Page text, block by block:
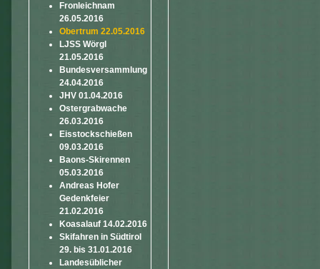
Fronleichnam
26.05.2016
Obertrum 22.05.2016
LJSS Wörgl
21.05.2016
Bundesversammlung
24.04.2016
JHV 01.04.2016
Ostergrabwache
26.03.2016
Eisstockschießen
09.03.2016
Baons-Skirennen
05.03.2016
Andreas Hofer
Gedenkfeier
21.02.2016
Koasalauf 14.02.2016
Skifahren in Südtirol
29. bis 31.01.2016
Landesüblicher